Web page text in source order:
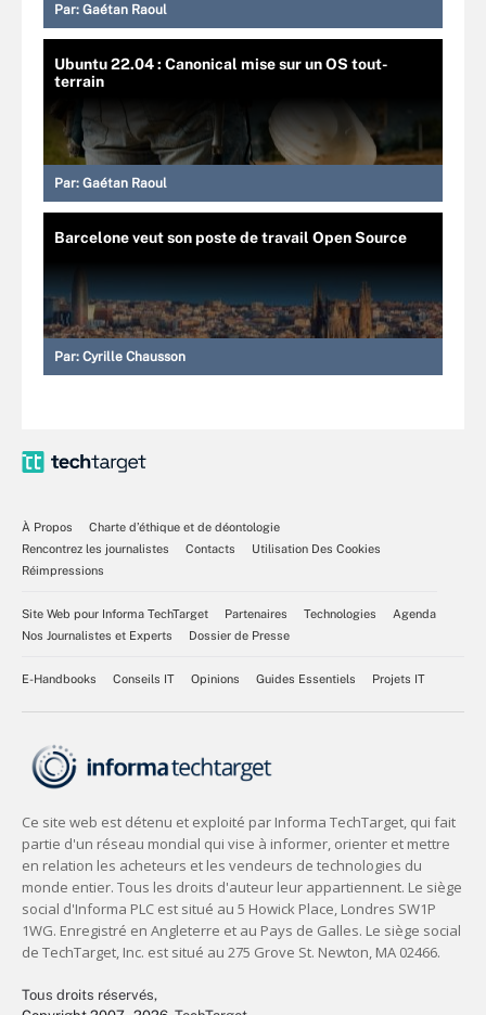
Par: Gaétan Raoul
Ubuntu 22.04 : Canonical mise sur un OS tout-
terrain
Par: Gaétan Raoul
Barcelone veut son poste de travail Open Source
Par: Cyrille Chausson
À Propos
Charte d’éthique et de déontologie
Rencontrez les journalistes
Contacts
Utilisation Des Cookies
Réimpressions
Site Web pour Informa TechTarget Partenaires Technologies
Agenda
Nos Journalistes et Experts
Dossier de Presse
E-Handbooks Conseils IT Opinions Guides Essentiels Projets IT
Tous droits réservés,